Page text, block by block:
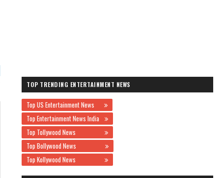
TOP TRENDING ENTERTAINMENT NEWS
Top US Entertainment News
Top Entertainment News India
Top Tollywood News
Top Bollywood News
Top Kollywood News